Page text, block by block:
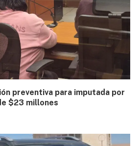
preventiva para imputada por
$23 millones